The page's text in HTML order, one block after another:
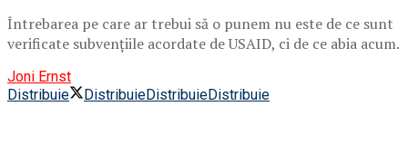
Întrebarea pe care ar trebui să o punem nu este de ce sunt
verificate subvențiile acordate de USAID, ci de ce abia acum.
Joni Ernst
Distribuie
DistribuieDistribuieDistribuie